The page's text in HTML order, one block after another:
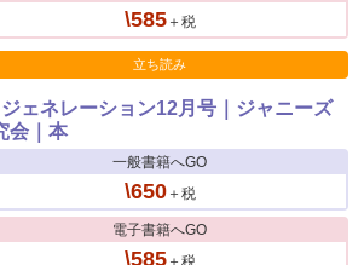
\585＋税
立ち読み
ェネレーション12月号｜ジャニーズ
会｜本
一般書籍へGO
\650＋税
電子書籍へGO
\585＋税